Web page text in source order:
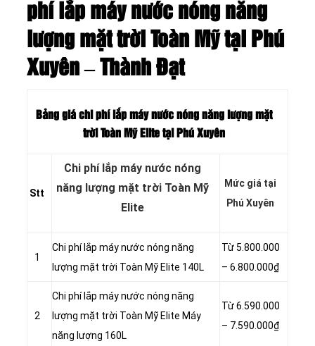
phí lắp máy nước nóng năng
lượng mặt trời Toàn Mỹ tại Phú
Xuyên – Thành Đạt
Bảng giá chi phí lắp máy nước nóng năng lượng mặt
trời Toàn Mỹ Elite tại Phú Xuyên
Stt
Chi phí lắp máy nước nóng
năng lượng mặt trời Toàn Mỹ
Elite
Mức giá tại
Phú Xuyên
1
Chi phí lắp máy nước nóng năng
lượng mặt trời Toàn Mỹ Elite 140L
Từ 5.800.000
– 6.800.000₫
2
Chi phí lắp máy nước nóng năng
lượng mặt trời Toàn Mỹ Elite Máy
năng lượng 160L
Từ 6.590.000
– 7.590.000₫